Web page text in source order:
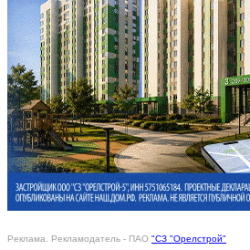
Реклама. Рекламодатель - ПАО "СЗ "Орелстрой"